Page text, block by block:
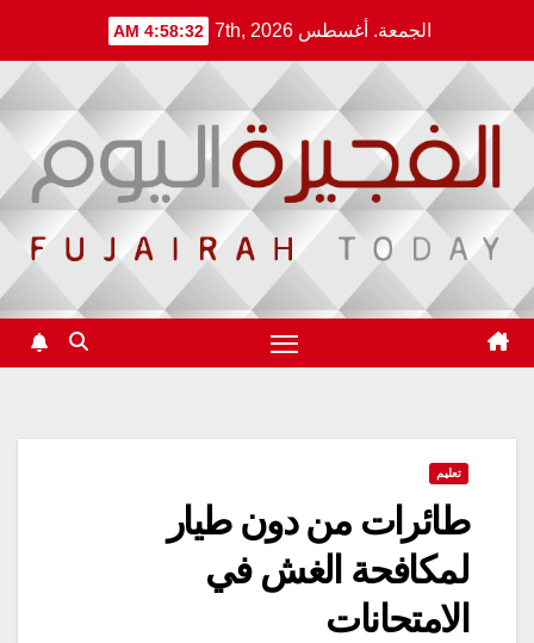
content
الجمعة. أغسطس 7th, 2026 4:58:32 AM
تعليم
طائرات من دون طيار
لمكافحة الغش في
الامتحانات